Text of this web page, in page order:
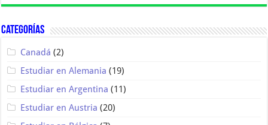
Categorías
Canadá (2)
Estudiar en Alemania (19)
Estudiar en Argentina (11)
Estudiar en Austria (20)